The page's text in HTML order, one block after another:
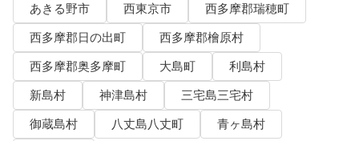
あきる野市
西東京市
西多摩郡瑞穂町
西多摩郡日の出町
西多摩郡檜原村
西多摩郡奥多摩町
大島町
利島村
新島村
神津島村
三宅島三宅村
御蔵島村
八丈島八丈町
青ヶ島村